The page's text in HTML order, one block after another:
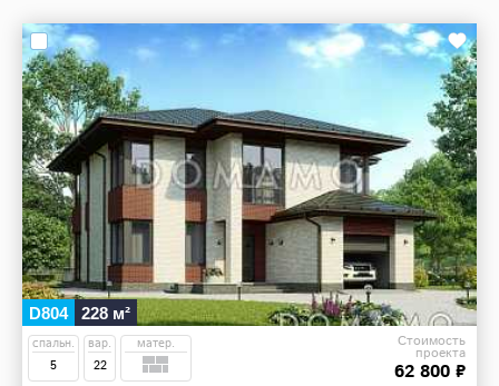
D804 228 м²
спальн.
5
вар.
22
матер. Стоимость
проекта
62 800 ₽